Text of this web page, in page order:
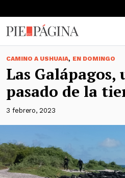
CAMINO A USHUAIA, EN DOMINGO
Las Galápagos,
pasado de la
3 febrero, 2023